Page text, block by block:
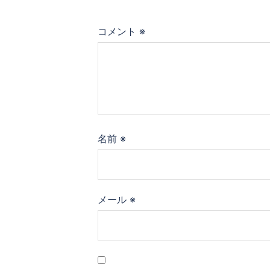
コメント ※
名前 ※
メール ※